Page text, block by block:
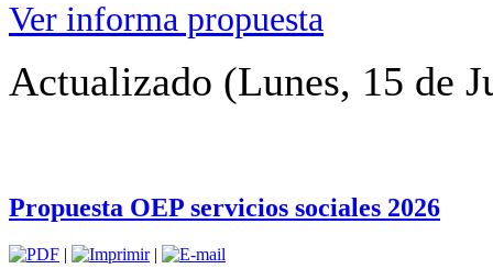
Ver informa propuesta
Actualizado (Lunes, 15 de
Propuesta OEP servicios sociales 2026
|
|